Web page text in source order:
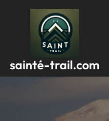
sainté-trail.com